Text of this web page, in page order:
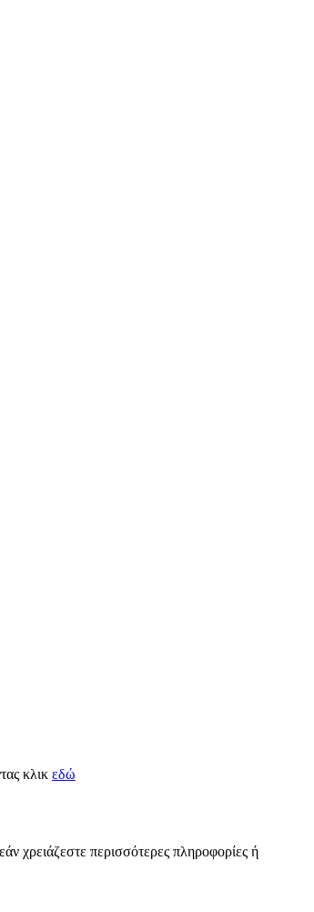
κλικ εδώ
χρειάζεστε περισσότερες πληροφορίες ή